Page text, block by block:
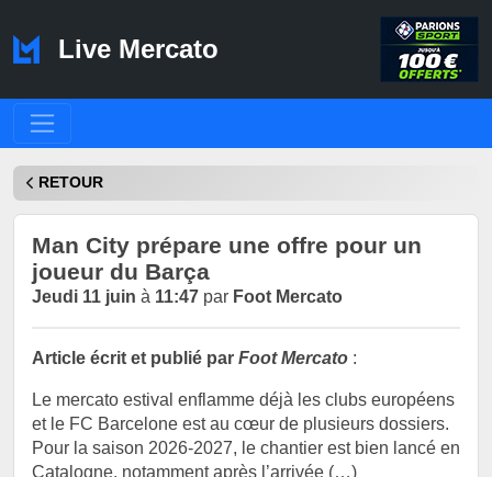
Live Mercato
RETOUR
Man City prépare une offre pour un
joueur du Barça
Jeudi 11 juin à 11:47 par Foot Mercato
Article écrit et publié par Foot Mercato :
Le mercato estival enflamme déjà les clubs européens
et le FC Barcelone est au cœur de plusieurs dossiers.
Pour la saison 2026-2027, le chantier est bien lancé en
Catalogne, notamment après l’arrivée (…)